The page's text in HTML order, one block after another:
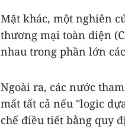
Mặt khác, một nghiên
thương mại toàn diện
nhau trong phần lớn
Ngoài ra, các nước
mất tất cả nếu "logic
chế điều tiết bằng quy